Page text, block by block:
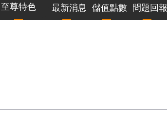
至尊特色 最新消息 儲值點數 問題回報